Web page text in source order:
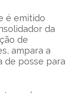
é emitido
da
de
ampara a
de posse para